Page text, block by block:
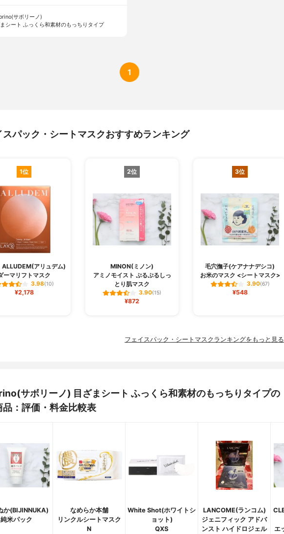
サボリーノ)
シート ふっくら和素材のもっちりタイプ
1
スパック・シートマスクおすすめランキング
1位
ALLUDEM(アリュデム)
ーマリフトマスク
3.98(10)
¥2,178
2位
MINON(ミノン)
アミノモイスト ぷるぷるしっ
とり肌マスク
3.90(15)
¥872
3位
毛穴撫子(ケアナナデシコ)
お米のマスク <シートマスク>
3.90(67)
¥548
フェイスパック・シートマスクランキングをもっと見る
サボリーノ) 目ざまシート ふっくら和素材のもっちりタイプの
品：評価・料金比較表
か(BIJINNUKA)
純米パック
なめらか本舗
リンクルシートマスク
N
White Shot(ホワイトシ
ョット)
QXS
LANCOME(ランコム)
ジェニフィック アドバ
ンスト ハイドロジェル
エ